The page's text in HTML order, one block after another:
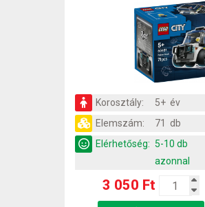
Korosztály:
5+ év
Elemszám:
71 db
Elérhetőség: 5-10 db
azonnal
3 050 Ft